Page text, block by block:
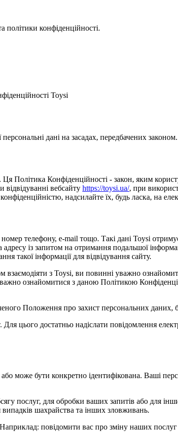
конфіденційності.
Toysi
дані на засадах, передбачених законом.
Політика Конфіденційності - закон, яким
вебсайту https://toysi.ua/, при
надсилайте їх, будь ласка, на
телефону, e-mail тощо. Такі дані Toysi
адресу із запитом на отримання подальшої
такої інформації для відвідування сайту.
з Toysi, ви повинні уважно
ознайомитися з даною Політикою
Положення про захист персональних даних,
цього достатньо надіслати повідомлення
може бути конкретно ідентифікована. Ваші
послуг, для обробки ваших запитів або для
випадків шахрайства та інших зловживань.
повідомити вас про зміну наших